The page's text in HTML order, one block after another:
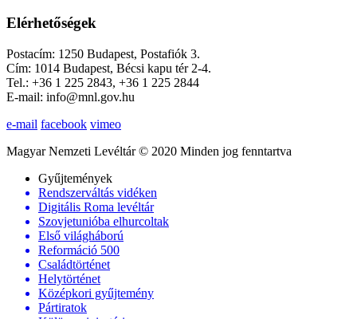
Elérhetőségek
Postacím: 1250 Budapest, Postafiók 3.
Cím: 1014 Budapest, Bécsi kapu tér 2-4.
Tel.: +36 1 225 2843, +36 1 225 2844
E-mail: info@mnl.gov.hu
e-mail facebook vimeo
Magyar Nemzeti Levéltár © 2020 Minden jog fenntartva
Gyűjtemények
Rendszerváltás vidéken
Digitális Roma levéltár
Szovjetunióba elhurcoltak
Első világháború
Reformáció 500
Családtörténet
Helytörténet
Középkori gyűjtemény
Pártiratok